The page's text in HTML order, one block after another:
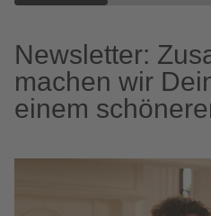
Newsletter:
machen wir
einem